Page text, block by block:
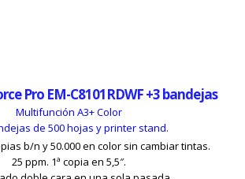
Pro EM-C8101RDWF +3 bandejas
Multifunción A3+ Color
de 500 hojas y printer stand.
b/n y 50.000 en color sin cambiar tintas.
25 ppm. 1ª copia en 5,5″.